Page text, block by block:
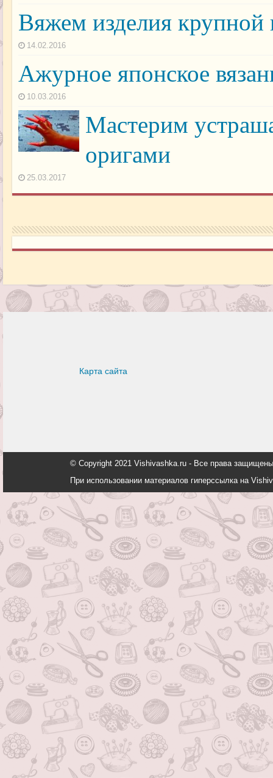
Вяжем изделия крупной
14.02.2016
Ажурное японское
10.03.2016
Мастерим
оригами
25.03.2017
Карта сайта
© Copyright 2021 Vishivashka.ru - Все права
При использовании материалов гиперссылка на